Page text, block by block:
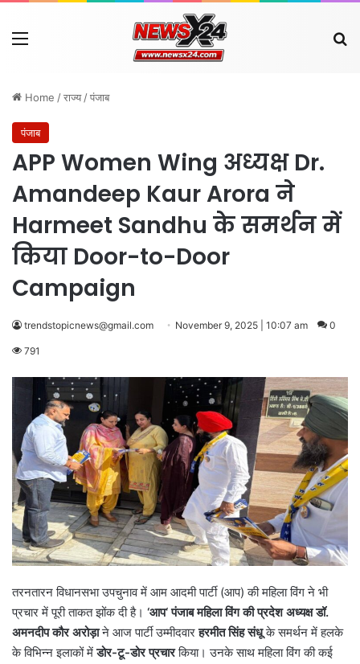
Menu
Home /राज्य /पंजाब
पंजाब
APP Women Wing अध्यक्ष Dr.
Amandeep Kaur Arora ने
Harmeet Sandhu के समर्थन में
किया Door-to-Door
Campaign
trendstopicnews@gmail.com November 9, 2025 | 10:07 am 0
791
तरनतारन विधानसभा उपचुनाव में आम आदमी पार्टी (आप) की महिला विंग ने भी
प्रचार में पूरी ताकत झोंक दी है। ‘आप‘पंजाब महिला विंग की प्रदेश अध्यक्ष डॉ.
अमनदीप कौर अरोड़ाने आज पार्टी उम्मीदवारहरमीत सिंह संधूके समर्थन में हलके
के विभिन्न इलाकों मेंडोर-टू-डोर प्रचारकिया। उनके साथ महिला विंग की कई